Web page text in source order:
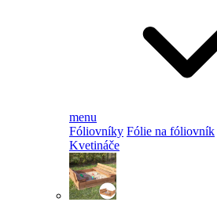
menu
Fóliovníky Fólie na fóliovník
Kvetináče